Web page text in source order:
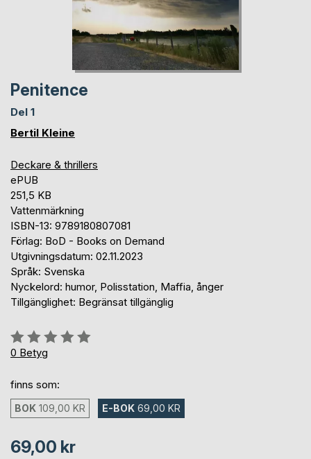
Penitence
Del 1
Bertil Kleine
Deckare & thrillers
ePUB
251,5 KB
Vattenmärkning
ISBN-13: 9789180807081
Förlag: BoD - Books on Demand
Utgivningsdatum: 02.11.2023
Språk: Svenska
Nyckelord: humor, Polisstation, Maffia, ånger
Tillgänglighet: Begränsat tillgänglig
Betyg::
0%
0 Betyg
finns som:
BOK 109,00 KR E-BOK 69,00 KR
69,00 kr